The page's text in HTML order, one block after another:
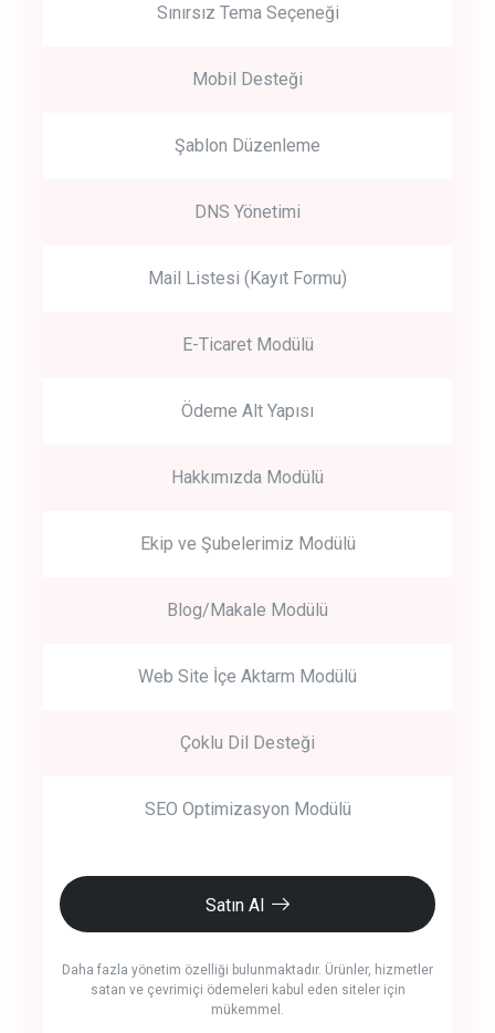
Sınırsız Tema Seçeneği
Mobil Desteği
Şablon Düzenleme
DNS Yönetimi
Mail Listesi (Kayıt Formu)
E-Ticaret Modülü
Ödeme Alt Yapısı
Hakkımızda Modülü
Ekip ve Şubelerimiz Modülü
Blog/Makale Modülü
Web Site İçe Aktarm Modülü
Çoklu Dil Desteği
SEO Optimizasyon Modülü
Satın Al
Daha fazla yönetim özelliği bulunmaktadır. Ürünler, hizmetler
satan ve çevrimiçi ödemeleri kabul eden siteler için
mükemmel.